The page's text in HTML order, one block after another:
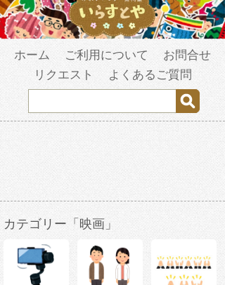
ホーム ご利用について
お問合せ
リクエスト
よくあるご質問
カテゴリー「映画」